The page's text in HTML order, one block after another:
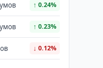
↑ 0.24%
↑ 0.23%
↓ 0.12%